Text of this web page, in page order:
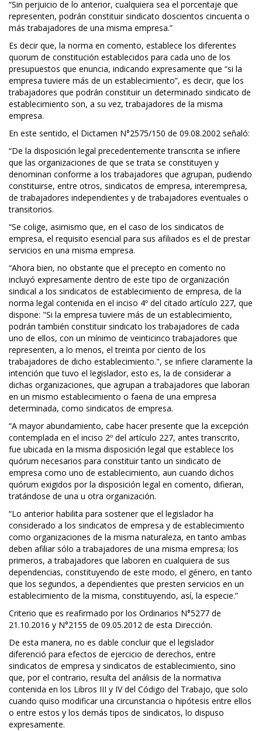
“Sin perjuicio de lo anterior, cualquiera sea el porcentaje que
representen, podrán constituir sindicato doscientos cincuenta o
más trabajadores de una misma empresa.”
Es decir que, la norma en comento, establece los diferentes
quorum de constitución establecidos para cada uno de los
presupuestos que enuncia, indicando expresamente que “si la
empresa tuviere más de un establecimiento”, es decir, que los
trabajadores que podrán constituir un determinado sindicato de
establecimiento son, a su vez, trabajadores de la misma
empresa.
En este sentido, el Dictamen N°2575/150 de 09.08.2002 señaló:
“De la disposición legal precedentemente transcrita se infiere
que las organizaciones de que se trata se constituyen y
denominan conforme a los trabajadores que agrupan, pudiendo
constituirse, entre otros, sindicatos de empresa, interempresa,
de trabajadores independientes y de trabajadores eventuales o
transitorios.
“Se colige, asimismo que, en el caso de los sindicatos de
empresa, el requisito esencial para sus afiliados es el de prestar
servicios en una misma empresa.
“Ahora bien, no obstante que el precepto en comento no
incluyó expresamente dentro de este tipo de organización
sindical a los sindicatos de establecimiento de empresa, de la
norma legal contenida en el inciso 4º del citado artículo 227, que
dispone: "Si la empresa tuviere más de un establecimiento,
podrán también constituir sindicato los trabajadores de cada
uno de ellos, con un mínimo de veinticinco trabajadores que
representen, a lo menos, el treinta por ciento de los
trabajadores de dicho establecimiento.", se infiere claramente la
intención que tuvo el legislador, esto es, la de considerar a
dichas organizaciones, que agrupan a trabajadores que laboran
en un mismo establecimiento o faena de una empresa
determinada, como sindicatos de empresa.
“A mayor abundamiento, cabe hacer presente que la excepción
contemplada en el inciso 2º del artículo 227, antes transcrito,
fue ubicada en la misma disposición legal que establece los
quórum necesarios para constituir tanto un sindicato de
empresa como uno de establecimiento, aun cuando dichos
quórum exigidos por la disposición legal en comento, difieran,
tratándose de una u otra organización.
“Lo anterior habilita para sostener que el legislador ha
considerado a los sindicatos de empresa y de establecimiento
como organizaciones de la misma naturaleza, en tanto ambas
deben afiliar sólo a trabajadores de una misma empresa; los
primeros, a trabajadores que laboren en cualquiera de sus
dependencias, constituyendo de este modo, el género, en tanto
que los segundos, a dependientes que presten servicios en un
establecimiento de la misma, constituyendo, así, la especie.”
Criterio que es reafirmado por los Ordinarios N°5277 de
21.10.2016 y N°2155 de 09.05.2012 de esta Dirección.
De esta manera, no es dable concluir que el legislador
diferenció para efectos de ejercicio de derechos, entre
sindicatos de empresa y sindicatos de establecimiento, sino
que, por el contrario, resulta del análisis de la normativa
contenida en los Libros III y IV del Código del Trabajo, que solo
cuando quiso modificar una circunstancia o hipótesis entre ellos
o entre estos y los demás tipos de sindicatos, lo dispuso
expresamente.